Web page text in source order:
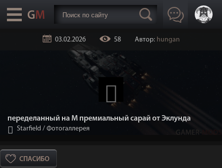
03.02.2026 58 Автор: hungan
переделанный на М премиальный сарай от Эклунда
Starfield / Фотогаллерея
СПАСИБО